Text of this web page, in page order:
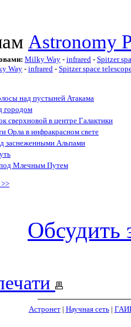
Astronomy
Milky Way - infrared - Spitzer
Way - infrared - Spitzer space
над пустыней Атакама
городом
сверхновой в центре Галактики
Орла в инфракрасном свете
заснеженными Альпами
Млечным Путем
Обсудить
Астронет| Научная сеть|